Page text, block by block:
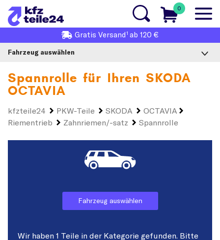
0
Gratis Versand1 ab 120 €
Fahrzeug auswählen
Spannrolle für Ihren SKODA
OCTAVIA
kfzteile24 PKW-Teile SKODA
OCTAVIA
Riementrieb
Zahnriemen/-satz Spannrolle
Fahrzeug auswählen
Wir haben 1 Teile in der Kategorie gefunden. Bitte